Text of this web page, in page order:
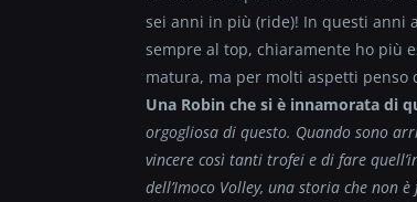
sei anni in più (ride)! In questi anni
sempre al top, chiaramente ho più
matura, ma per molti aspetti penso
Una Robin che si è innamorata di
orgogliosa di questo. Quando sono
vincere così tanti trofei e di fare
dell’Imoco Volley, una storia che non